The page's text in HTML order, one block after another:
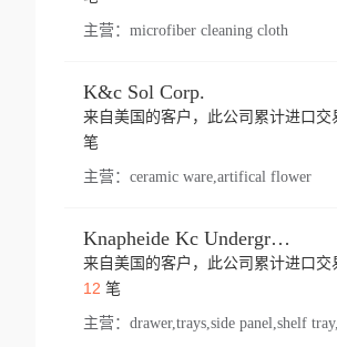
主营： microfiber cleaning cloth
K&c Sol Corp.
来自美国的客户，此公司累计进口交
笔
主营： ceramic ware,artifical flower
Knapheide Kc Underground
来自美国的客户，此公司累计进口交
12 笔
主营：